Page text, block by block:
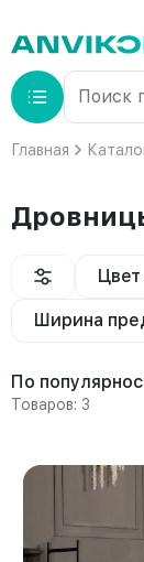
Главная
Цвет
Ширина
По
Товаров: 3